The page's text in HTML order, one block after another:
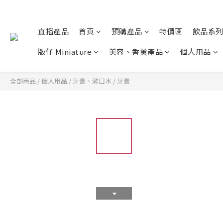
直播產品 首頁 預購產品 特價區
飲品系列
版仔 Miniature
美容、香薰產品 個人用品
全部商品 /個人用品 /牙膏、漱口水 /牙膏